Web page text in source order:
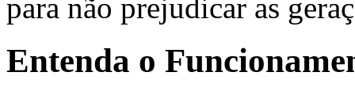
para não prejudicar as
Entenda o